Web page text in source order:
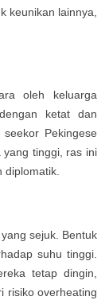
keunikan lainnya,
oleh keluarga
ketat dan
Pekingese
yang tinggi, ras ini
sejuk. Bentuk
suhu tinggi.
tetap dingin,
risiko overheating